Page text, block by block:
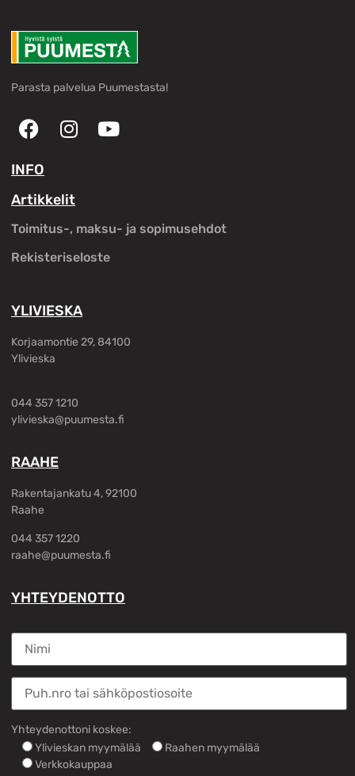
Parasta palvelua Puumestasta!
INFO
Artikkelit
Toimitus-, maksu- ja sopimusehdot
Rekisteriseloste
YLIVIESKA
Korjaamontie 29, 84100
Ylivieska
044 357 1210
ylivieska@puumesta.fi
RAAHE
Rakentajankatu 4, 92100
Raahe
044 357 1220
raahe@puumesta.fi
YHTEYDENOTTO
Yhteydenottoni koskee:
Ylivieskan myymälää
Raahen myymälää
Verkkokauppaa